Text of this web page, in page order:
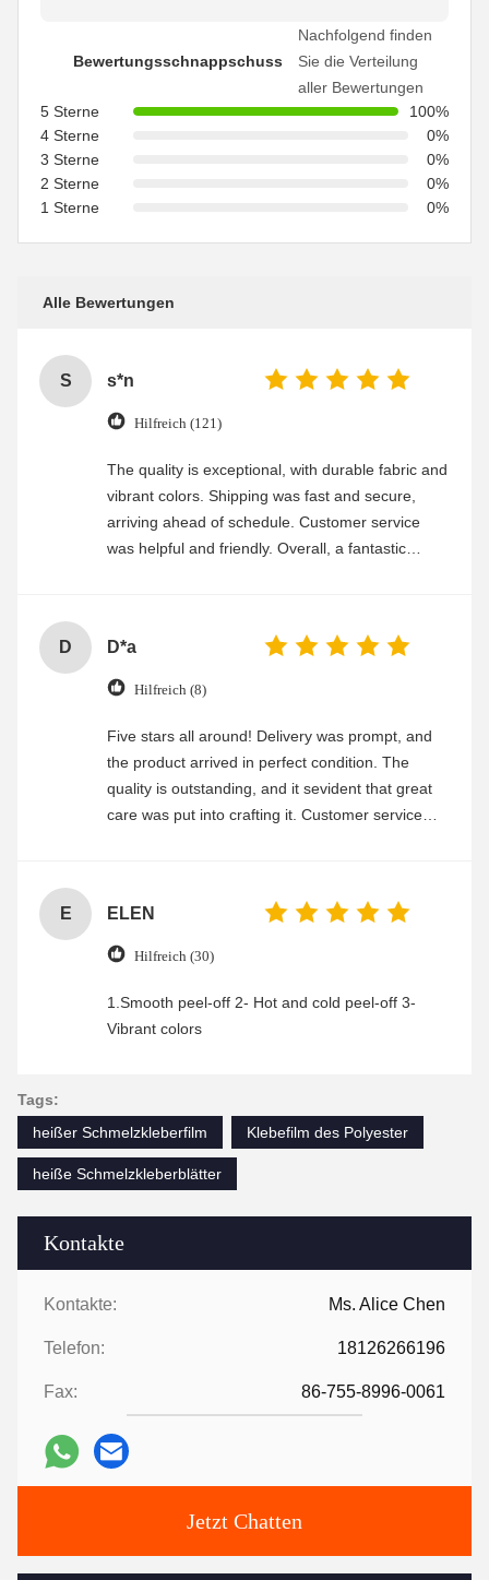
Kontakte
Kontakte: Ms. Alice Chen
Telefon: 18126266196
Fax: 86-755-8996-0061
Jetzt Chatten
Bewertungsschnappschuss
Nachfolgend finden
Sie die Verteilung
aller Bewertungen
5 Sterne
100%
4 Sterne
0%
3 Sterne
0%
2 Sterne
0%
1 Sterne
0%
Alle Bewertungen
S s*n
Hilfreich (121)
The quality is exceptional, with durable fabric and
vibrant colors. Shipping was fast and secure,
arriving ahead of schedule. Customer service
was helpful and friendly. Overall, a fantastic
D D*a
Hilfreich (8)
Five stars all around! Delivery was prompt, and
the product arrived in perfect condition. The
quality is outstanding, and it sevident that great
care was put into crafting it. Customer service
E ELEN
Hilfreich (30)
1.Smooth peel-off 2- Hot and cold peel-off 3-
Vibrant colors
Tags:
heißer Schmelzkleberfilm
Klebefilm des Polyester
heiße Schmelzkleberblätter